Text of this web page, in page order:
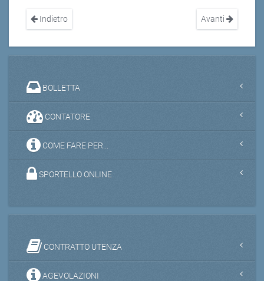
Indietro Avanti
BOLLETTA
CONTATORE
COME FARE PER...
SPORTELLO ONLINE
CONTRATTO UTENZA
AGEVOLAZIONI